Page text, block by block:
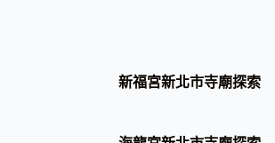
新福宮新北市寺廟探索